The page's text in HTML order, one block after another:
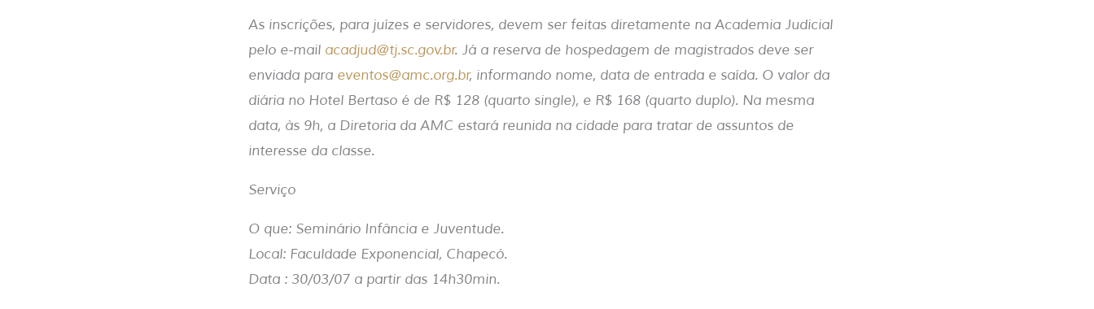
As inscrições, para juízes e servidores, devem ser feitas diretamente na Academia Judicial
pelo e-mail acadjud@tj.sc.gov.br. Já a reserva de hospedagem de magistrados deve ser
enviada para eventos@amc.org.br, informando nome, data de entrada e saída. O valor da
diária no Hotel Bertaso é de R$ 128 (quarto single), e R$ 168 (quarto duplo). Na mesma
data, às 9h, a Diretoria da AMC estará reunida na cidade para tratar de assuntos de
interesse da classe.
Serviço
O que: Seminário Infância e Juventude.
Local: Faculdade Exponencial, Chapecó.
Data : 30/03/07 a partir das 14h30min.